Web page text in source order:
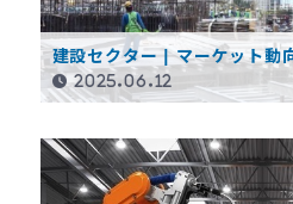
建設セクター | マーケット動
通期）
2025.06.12